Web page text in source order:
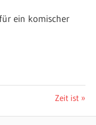
ein komischer
Nächster
Zeit ist